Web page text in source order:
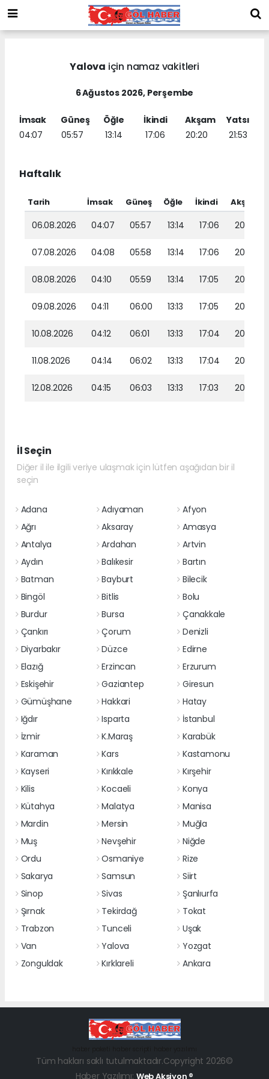
Yalova için namaz vakitleri
6 Ağustos 2026, Perşembe
İmsak
04:07
Güneş
05:57
Öğle
13:14
İkindi
17:06
Akşam
20:20
Yatsı
21:53
Haftalık
Tarih İmsak Güneş Öğle İkindi Akşam
06.08.2026 04:07 05:57 13:14 17:06 20:20
07.08.2026 04:08 05:58 13:14 17:06 20:19
08.08.2026 04:10 05:59 13:14 17:05 20:17
09.08.2026 04:11 06:00 13:13 17:05 20:16
10.08.2026 04:12 06:01 13:13 17:04 20:15
11.08.2026 04:14 06:02 13:13 17:04 20:13
12.08.2026 04:15 06:03 13:13 17:03 20:12
İl Seçin
Diğer il ile ilgili veriye ulaşmak için lütfen aşağıdan bir il
seçin
Adana Adıyaman
Afyon
Ağrı
Aksaray
Amasya
Antalya
Ardahan
Artvin
Aydın
Balıkesir
Bartın
Batman
Bayburt
Bilecik
Bingöl
Bitlis
Bolu
Burdur
Bursa
Çanakkale
Çankırı
Çorum
Denizli
Diyarbakır
Düzce
Edirne
Elazığ
Erzincan
Erzurum
Eskişehir
Gaziantep
Giresun
Gümüşhane
Hakkari
Hatay
Iğdır
Isparta
İstanbul
İzmir
K.Maraş
Karabük
Karaman
Kars
Kastamonu
Kayseri
Kırıkkale
Kırşehir
Kilis
Kocaeli
Konya
Kütahya
Malatya
Manisa
Mardin
Mersin
Muğla
Muş
Nevşehir
Niğde
Ordu
Osmaniye
Rize
Sakarya
Samsun
Siirt
Sinop
Sivas
Şanlıurfa
Şırnak
Tekirdağ
Tokat
Trabzon
Tunceli
Uşak
Van
Yalova
Yozgat
Zonguldak
Kırklareli Ankara
Tüm hakları saklı tutulmaktadır.Copyright 2026©
Haber Yazılımı: Web Aksiyon ®